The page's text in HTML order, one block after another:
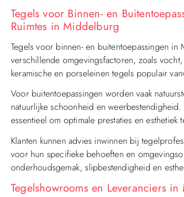
Tegels voor Binnen- en
Ruimtes in Middelburg
Tegels voor binnen- en buitentoepassingen
verschillende omgevingsfactoren, zoals
keramische en porseleinen tegels populair
Voor buitentoepassingen worden vaak
natuurlijke schoonheid en
essentieel om optimale prestaties en
Klanten kunnen advies inwinnen bij
voor hun specifieke behoeften en
onderhoudsgemak, slipbestendigheid en
Tegelshowrooms en Leveranciers